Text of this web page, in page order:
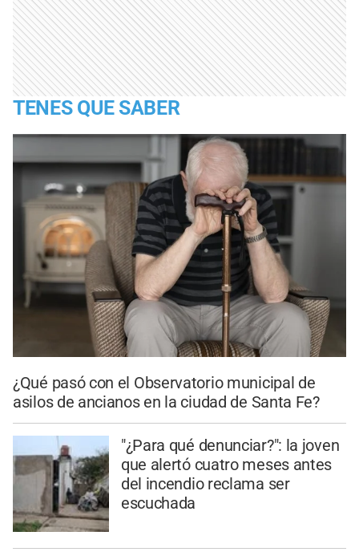
TENES QUE SABER
¿Qué pasó con el Observatorio municipal de
asilos de ancianos en la ciudad de Santa Fe?
"¿Para qué denunciar?": la joven
que alertó cuatro meses antes
del incendio reclama ser
escuchada